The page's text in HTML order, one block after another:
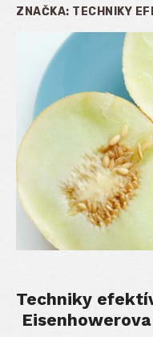
ZNAČKA: TECHNIKY
Techniky